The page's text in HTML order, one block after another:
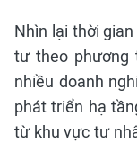
Nhìn lại thời
tư theo phương
nhiều doanh
phát triển hạ
từ khu vực tư